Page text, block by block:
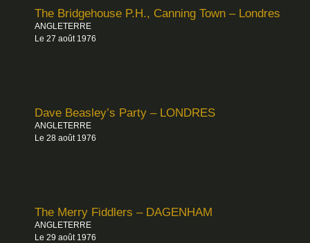
The Bridgehouse P.H., Canning Town – Londres
ANGLETERRE
Le 27 août 1976
Dave Beasley’s Party – LONDRES
ANGLETERRE
Le 28 août 1976
The Merry Fiddlers – DAGENHAM
ANGLETERRE
Le 29 août 1976